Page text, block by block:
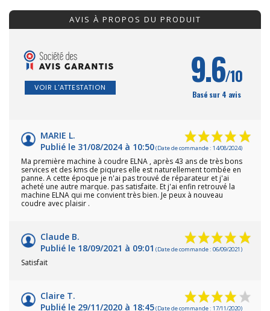
AVIS À PROPOS DU PRODUIT
VOIR L'ATTESTATION 9.6/10
Basé sur 4 avis
MARIE L.
Publié le 31/08/2024 à 10:50(Date de commande : 14/08/2024)
Ma première machine à coudre ELNA , après 43 ans de très bons
services et des kms de piqures elle est naturellement tombée en
panne. A cette époque je n'ai pas trouvé de réparateur et j'ai
acheté une autre marque. pas satisfaite. Et j'ai enfin retrouvé la
machine ELNA qui me convient très bien. Je peux à nouveau
coudre avec plaisir .
Claude B.
Publié le 18/09/2021 à 09:01 (Date de commande : 06/09/2021)
Satisfait
Claire T.
Publié le 29/11/2020 à 18:45(Date de commande : 17/11/2020)